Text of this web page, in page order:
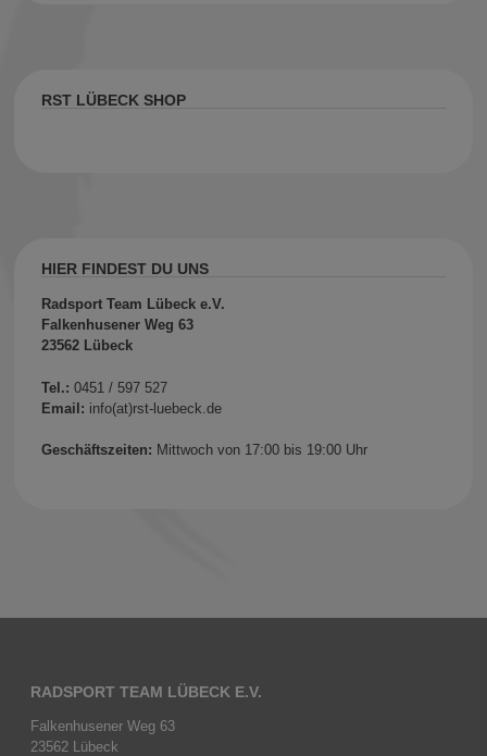
RST LÜBECK SHOP
HIER FINDEST DU UNS
Radsport Team Lübeck e.V.
Falkenhusener Weg 63
23562 Lübeck
Tel.: 0451 / 597 527
Email: info(at)rst-luebeck.de
Geschäftszeiten: Mittwoch von 17:00 bis 19:00 Uhr
RADSPORT TEAM LÜBECK E.V.
Falkenhusener Weg 63
23562 Lübeck